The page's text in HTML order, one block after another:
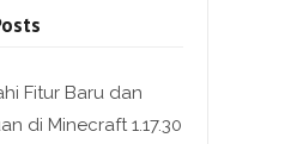
Fitur Baru dan
di Minecraft 1.17.30